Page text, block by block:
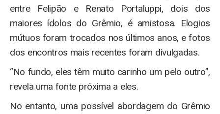
entre Felipão e Renato Portaluppi, dois dos
maiores ídolos do Grêmio, é amistosa. Elogios
mútuos foram trocados nos últimos anos, e fotos
dos encontros mais recentes foram divulgadas.
“No fundo, eles têm muito carinho um pelo outro”,
revela uma fonte próxima a eles.
No entanto, uma possível abordagem do Grêmio